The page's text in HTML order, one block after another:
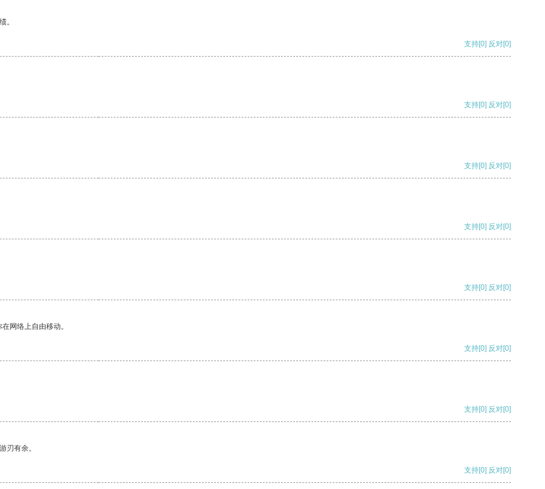
。
支持[0] 反对[0]
支持[0] 反对[0]
支持[0] 反对[0]
支持[0] 反对[0]
支持[0] 反对[0]
网络上自由移动。
支持[0] 反对[0]
支持[0] 反对[0]
刃有余。
支持[0] 反对[0]